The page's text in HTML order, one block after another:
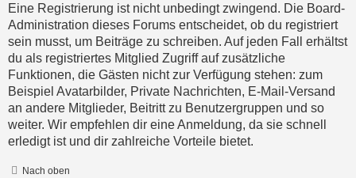
Eine Registrierung ist nicht unbedingt zwingend. Die Board-
Administration dieses Forums entscheidet, ob du registriert
sein musst, um Beiträge zu schreiben. Auf jeden Fall erhältst
du als registriertes Mitglied Zugriff auf zusätzliche
Funktionen, die Gästen nicht zur Verfügung stehen: zum
Beispiel Avatarbilder, Private Nachrichten, E-Mail-Versand
an andere Mitglieder, Beitritt zu Benutzergruppen und so
weiter. Wir empfehlen dir eine Anmeldung, da sie schnell
erledigt ist und dir zahlreiche Vorteile bietet.
Nach oben